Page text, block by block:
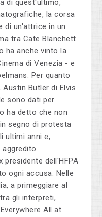
di quest'ultimo,
la corsa
di un'attrice in un
tra Cate Blanchett
ha anche vinto la
di Venezia - e
Per quanto
Butler di Elvis
sono dati per
ha detto che non
segno di protesta
ultimi anni e,
presidente dell'HFPA
ogni accusa. Nelle
a primeggiare al
gli interpreti,
All at